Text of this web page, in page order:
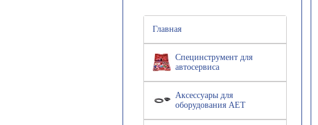
Главная
Специнструмент для
автосервиса
Аксессуары для
оборудования АЕТ